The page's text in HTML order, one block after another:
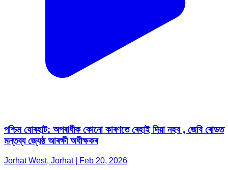
পশ্চিম যোৰহাট: অপৰাধীক কোনো কাৰণতে ৰেহাই দিয়া নহব , জেবি ৰোডত
মন্তব্য জ্যেষ্ঠ আৰক্ষী অধীক্ষকৰ
Jorhat West, Jorhat | Feb 20, 2026